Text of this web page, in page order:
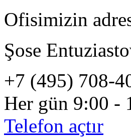
Ofisimizin
Şose
+7 (495) 708-
Her gün 9:00 -
Telefon açtır